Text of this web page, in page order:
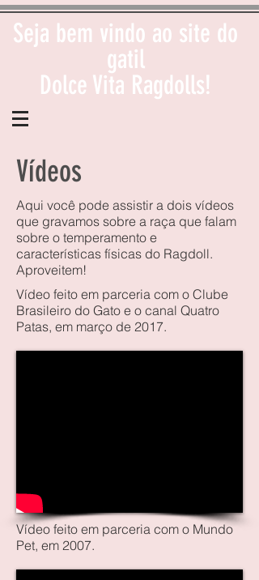
Seja bem vindo ao site do
gatil
Dolce Vita Ragdolls!
Vídeos
Aqui você pode assistir a dois vídeos
que gravamos sobre a raça que falam
sobre o temperamento e
características físicas do Ragdoll.
Aproveitem!
Vídeo feito em parceria com o Clube
Brasileiro do Gato e o canal Quatro
Patas, em março de 2017.
Vídeo feito em parceria com o Mundo
Pet, em 2007.